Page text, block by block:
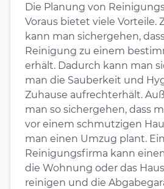
Die Planung von
Voraus bietet viele Vorteile.
kann man sichergehen,
Reinigung zu einem
erhält. Dadurch kann man
man die Sauberkeit und
Zuhause aufrechterhält.
man so sichergehen, dass
vor einem schmutzigen
man einen Umzug plant.
Reinigungsfirma kann
die Wohnung oder das
reinigen und die